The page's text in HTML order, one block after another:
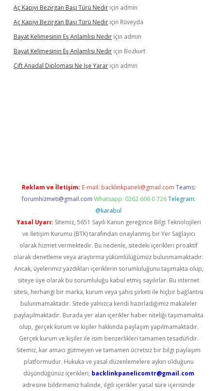
Aç Kapıyı Bezirgan Başı Türü Nedir için admin
Aç Kapıyı Bezirgan Başı Türü Nedir için Rüveyda
Bayat Kelimesinin Eş Anlamlısı Nedir için admin
Bayat Kelimesinin Eş Anlamlısı Nedir için Bozkurt
Çift Anadal Diploması Ne Işe Yarar için admin
Reklam ve İletişim: E-mail: backlinkpaneli@gmail.com Teams:
forumhizmeti@gmail.com Whatsapp: 0262 606 0 726 Telegram:
@karabul
Yasal Uyarı: Sitemiz, 5651 Sayılı Kanun gereğince Bilgi Teknolojileri
ve İletişim Kurumu (BTK) tarafından onaylanmış bir Yer Sağlayıcı
olarak hizmet vermektedir. Bu nedenle, sitedeki içerikleri proaktif
olarak denetleme veya araştırma yükümlülüğümüz bulunmamaktadır.
Ancak, üyelerimiz yazdıkları içeriklerin sorumluluğunu taşımakta olup,
siteye üye olarak bu sorumluluğu kabul etmiş sayılırlar. Bu internet
sitesi, herhangi bir marka, kurum veya şahıs şirketi ile hiçbir bağlantısı
bulunmamaktadır. Sitede yalnızca kendi hazırladığımız makaleler
paylaşılmaktadır. Burada yer alan içerikler haber niteliği taşımamakta
olup, gerçek kurum ve kişiler hakkında paylaşım yapılmamaktadır.
Gerçek kurum ve kişiler ile isim benzerlikleri tamamen tesadüfidir.
Sitemiz, kar amacı gütmeyen ve tamamen ücretsiz bir bilgi paylaşım
platformudur. Hukuka ve yasal düzenlemelere aykırı olduğunu
düşündüğünüz içerikleri, backlinkpanelicomtr@gmail.com
adresine bildirmeniz halinde, ilgili içerikler yasal süre içerisinde